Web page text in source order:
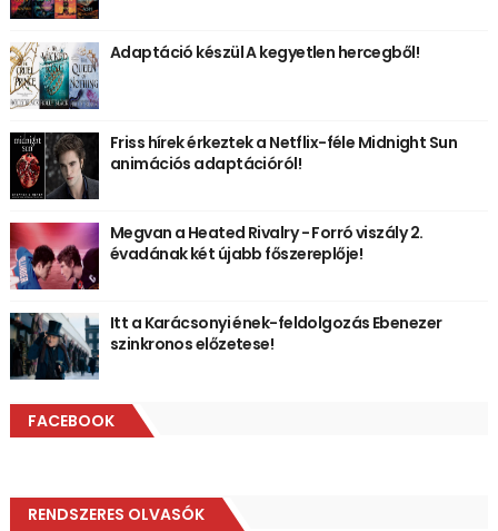
Adaptáció készül A kegyetlen hercegből!
Friss hírek érkeztek a Netflix-féle Midnight Sun
animációs adaptációról!
Megvan a Heated Rivalry - Forró viszály 2.
évadának két újabb főszereplője!
Itt a Karácsonyi ének-feldolgozás Ebenezer
szinkronos előzetese!
FACEBOOK
RENDSZERES OLVASÓK